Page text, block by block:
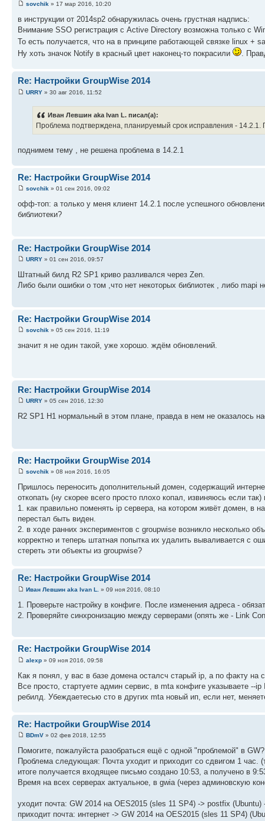
sovchik » 17 мар 2016, 10:20
в инструкции от 2014sp2 обнаружилась очень грустная надпись:
Внимание SSO регистрация с Active Directory возможна только с
То есть получается, что на в принципе работающей связке linux +
Ну хоть значок Notify в красный цвет наконец-то покрасили
.
Re: Настройки GroupWise 2014
URRY » 30 авг 2016, 11:52
Иван Левшин aka Ivan L. писал(а):
Проблема подтверждена, планируемый срок исправления -
поднимем тему , не решена проблема в 14.2.1
Re: Настройки GroupWise 2014
sovchik » 01 сен 2016, 09:02
офф-топ: а только у меня клиент 14.2.1 после успешного
библиотеки?
Re: Настройки GroupWise 2014
URRY » 01 сен 2016, 09:57
Штатный билд R2 SP1 криво разливался через Zen.
Либо были ошибки о том ,что нет некоторых библиотек , либо mapi
Re: Настройки GroupWise 2014
sovchik » 05 сен 2016, 11:19
значит я не один такой, уже хорошо. ждём обновлений.
Re: Настройки GroupWise 2014
URRY » 05 сен 2016, 12:30
R2 SP1 H1 нормальный в этом плане, правда в нем не оказалось
Re: Настройки GroupWise 2014
sovchik » 08 ноя 2016, 16:05
Пришлось переносить дополнительный домен, содержащий
откопать (ну скорее всего просто плохо копал, извиняюсь если так)
1. как правильно поменять ip сервера, на котором живёт домен, в
перестал быть виден.
2. в ходе ранних экспериментов с groupwise возникло несколько
корректно и теперь штатная попытка их удалить вываливается с
стереть эти объекты из groupwise?
Re: Настройки GroupWise 2014
Иван Левшин aka Ivan L. » 09 ноя 2016, 08:10
1. Проверьте настройку в конфиге. После изменения адреса -
2. Проверяйте синхронизацию между серверами (опять же - Link
Re: Настройки GroupWise 2014
alexp » 09 ноя 2016, 09:58
Как я понял, у вас в базе домена осталсч старый ip, а по факту на
Все просто, стартуете админ сервис, в mta конфиге указываете
ребилд. Убеждаетесью сто в других mta новый ип, если нет,
Re: Настройки GroupWise 2014
BDmV » 02 фев 2018, 12:55
Помогите, пожалуйста разобраться ещё с одной "проблемой" в
Проблема следующая: Почта уходит и приходит со сдвигом 1 час.
итоге получается входящее письмо создано 10:53, а получено в
Время на всех серверах актуальное, в gwia (через админовскую
уходит почта: GW 2014 на OES2015 (sles 11 SP4) -> postfix (Ubuntu)
приходит почта: интернет -> GW 2014 на OES2015 (sles 11 SP4)